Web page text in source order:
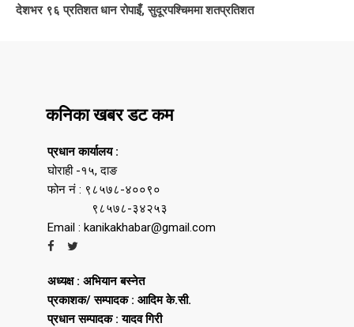
देशभर ९६ प्रतिशत धान रोपाइँ, सुदूरपश्चिममा शतप्रतिशत
कनिका खबर डट कम
प्रधान कार्यालय :
घोराही -१५, दाङ
फोन नं : ९८५७८-४००९०
९८५७८-३४२५३
Email : kanikakhabar@gmail.com
अध्यक्ष : अभियान बस्नेत
प्रकाशक/ सम्पादक : आदिम के.सी.
प्रधान सम्पादक : यादव गिरी